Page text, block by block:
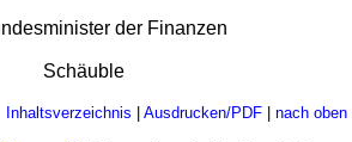
der Finanzen
Schäuble
Inhaltsverzeichnis Ausdrucken/PDF| nach oben